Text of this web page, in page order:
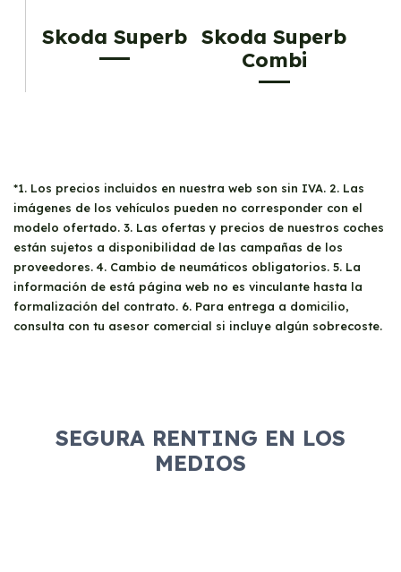
Skoda Superb Skoda Superb
Combi
*1. Los precios incluidos en nuestra web son sin IVA. 2. Las
imágenes de los vehículos pueden no corresponder con el
modelo ofertado. 3. Las ofertas y precios de nuestros coches
están sujetos a disponibilidad de las campañas de los
proveedores. 4. Cambio de neumáticos obligatorios. 5. La
información de está página web no es vinculante hasta la
formalización del contrato. 6. Para entrega a domicilio,
consulta con tu asesor comercial si incluye algún sobrecoste.
SEGURA RENTING EN LOS
MEDIOS